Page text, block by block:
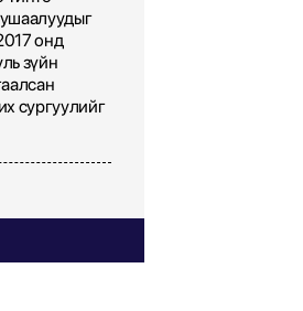
онд
зүйн
сургуулийг